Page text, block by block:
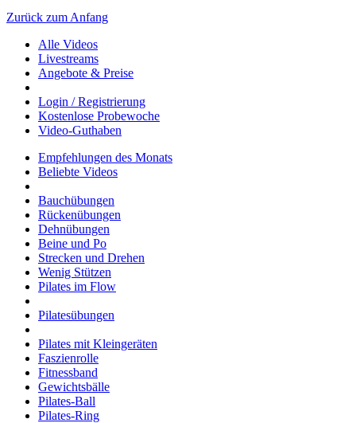
Zurück zum Anfang
Alle Videos
Livestreams
Angebote & Preise
Login / Registrierung
Kostenlose Probewoche
Video-Guthaben
Empfehlungen des Monats
Beliebte Videos
Bauchübungen
Rückenübungen
Dehnübungen
Beine und Po
Strecken und Drehen
Wenig Stützen
Pilates im Flow
Pilatesübungen
Pilates mit Kleingeräten
Faszienrolle
Fitnessband
Gewichtsbälle
Pilates-Ball
Pilates-Ring